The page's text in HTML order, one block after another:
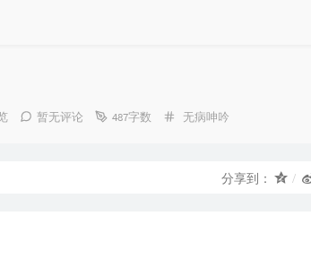
暂无评论 487字数
分
无病呻吟
分享到：